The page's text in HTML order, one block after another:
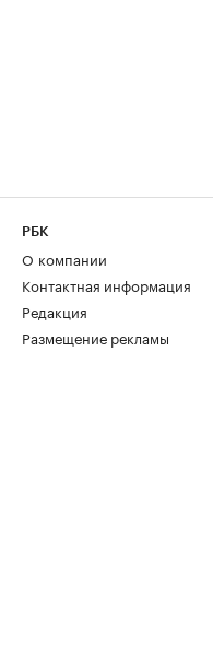
РБК
О компании
Контактная информация
Редакция
Размещение рекламы